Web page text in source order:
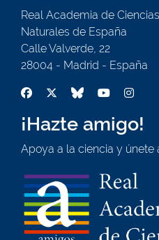
Real Academia de
Naturales de España
Calle Valverde, 22
28004 - Madrid - España
¡Hazte amigo!
Apoya a la ciencia y únete